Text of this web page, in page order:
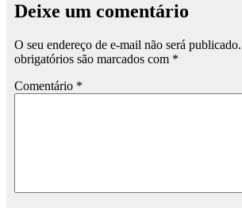
Deixe um comentário
O seu endereço de e-mail não será publicado.
obrigatórios são marcados com *
Comentário *